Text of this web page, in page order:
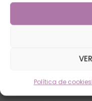
Política de cookies